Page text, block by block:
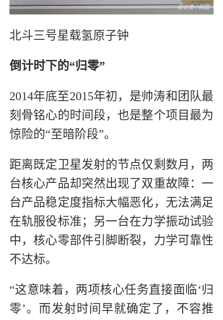
北斗三号星载氢原子钟
倒计时下的“归零”
2014年底至2015年初，是帅涛和团队最
刻骨铭心的时间段，也是整个项目最为
惊险的“至暗阶段”。
距离既定卫星发射的节点仅剩数月，两
台核心产品却突然出现了双重故障：一
台产品稳定度指标大幅恶化，无法满足
在轨服役标准；另一台在力学振动试验
中，核心零部件引脚断裂，力学可靠性
不达标。
“这意味着，两项核心任务直接面临‘归
零’。而发射时间早就确定了，不容推